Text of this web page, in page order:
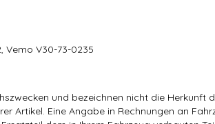
Vemo V30-73-0235
und bezeichnen nicht die Herkunft
Artikel. Eine Angabe in Rechnungen an